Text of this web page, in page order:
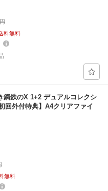
料無料
鋼鉄のX 1+2 デュアルコレクシ
外付特典】A4クリアファイ
無料